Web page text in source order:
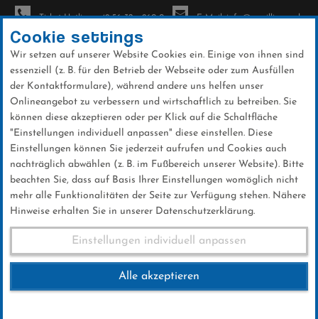
Direkt
zum
Inhalt
Ticket-Hotline: +49 56 32 - 960-0 E-Mail: info@sc-willingen.de
Galerien
Weltcup Sa.28.01.2017
Cookie settings
Wir setzen auf unserer Website Cookies ein. Einige von ihnen sind
essenziell (z. B. für den Betrieb der Webseite oder zum Ausfüllen
der Kontaktformulare), während andere uns helfen unser
Onlineangebot zu verbessern und wirtschaftlich zu betreiben. Sie
können diese akzeptieren oder per Klick auf die Schaltfläche
"Einstellungen individuell anpassen" diese einstellen. Diese
Einstellungen können Sie jederzeit aufrufen und Cookies auch
nachträglich abwählen (z. B. im Fußbereich unserer Website). Bitte
beachten Sie, dass auf Basis Ihrer Einstellungen womöglich nicht
mehr alle Funktionalitäten der Seite zur Verfügung stehen. Nähere
Hinweise erhalten Sie in unserer Datenschutzerklärung.
Einstellungen individuell anpassen
Alle akzeptieren